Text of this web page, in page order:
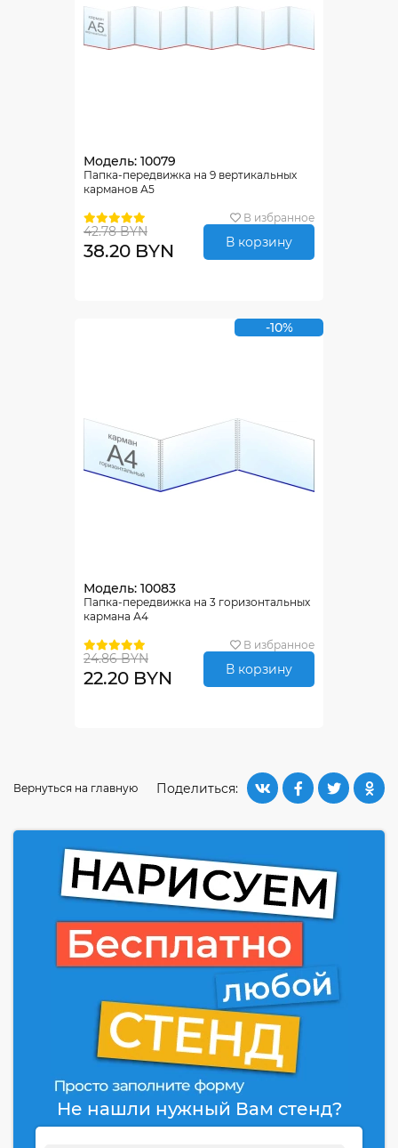
Модель: 10079
Папка-передвижка на 9 вертикальных
карманов А5
В избранное
42.78 BYN
38.20 BYN В корзину
-10%
Модель: 10083
Папка-передвижка на 3 горизонтальных
кармана А4
В избранное
24.86 BYN
22.20 BYN В корзину
Поделиться:
Вернуться на главную
Не нашли нужный Вам стенд?